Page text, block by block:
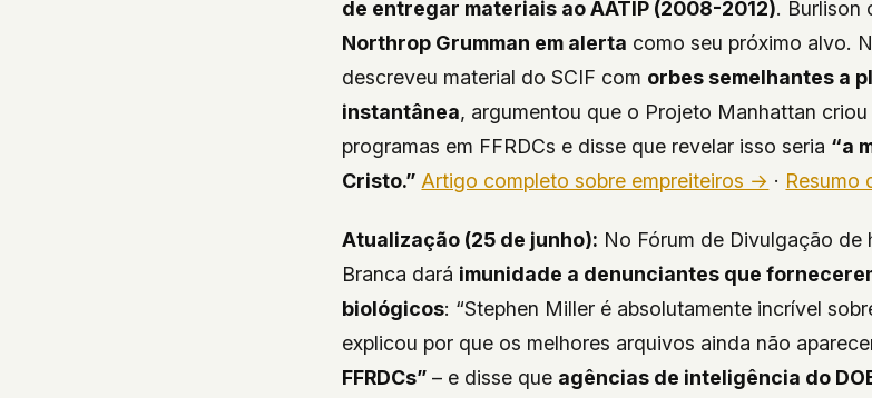
de entregar materiais ao AATIP (2008-2012). Burlison
Northrop Grumman em alerta como seu próximo alvo.
descreveu material do SCIF com orbes semelhantes a
instantânea, argumentou que o Projeto Manhattan
programas em FFRDCs e disse que revelar isso seria “a
Cristo.” Artigo completo sobre empreiteiros → · Resumo
Atualização (25 de junho): No Fórum de Divulgação de
Branca dará imunidade a denunciantes que
biológicos: “Stephen Miller é absolutamente incrível
explicou por que os melhores arquivos ainda não
FFRDCs” – e disse que agências de inteligência do